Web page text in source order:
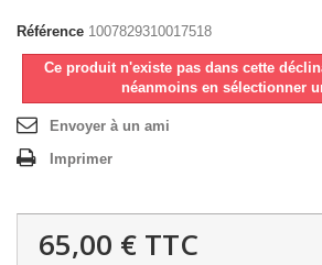
Référence 1007829310017518
Ce produit n'existe pas dans cette
néanmoins en sélectionner
Envoyer à un ami
Imprimer
65,00 € TTC